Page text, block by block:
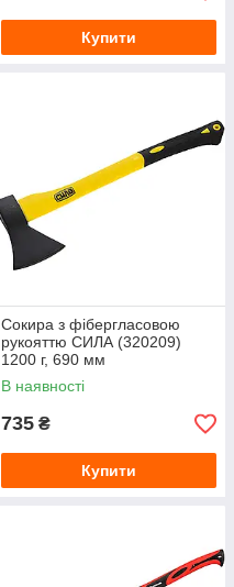
Купити
Сокира з фібергласовою
рукояттю СИЛА (320209)
1200 г, 690 мм
В наявності
735 ₴
Купити